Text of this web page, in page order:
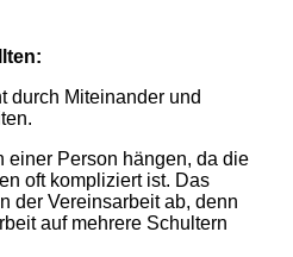
durch Miteinander und
einer Person hängen, da die
oft kompliziert ist. Das
der Vereinsarbeit ab, denn
auf mehrere Schultern